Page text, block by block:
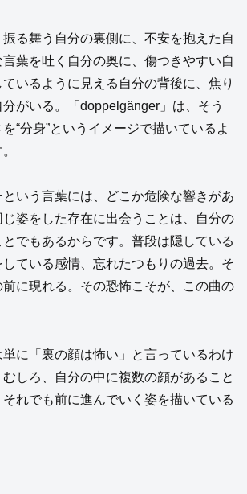
る舞う自分の裏側に、不安を抱えた自
葉を吐く自分の奥に、傷つきやすい自
いるように見える自分の背後に、焦り
がいる。「doppelgänger」は、そう
“分身”というイメージで描いているよ
という言葉には、どこか危険な響きがあ
じ姿をした存在に出会うことは、自分の
でもあるからです。普段は隠している
ている感情、忘れたつもりの過去。そ
に現れる。その恐怖こそが、この曲の
単に「裏の顔は怖い」と言っているわけ
しろ、自分の中に複数の顔があること
れでも前に進んでいく姿を描いている